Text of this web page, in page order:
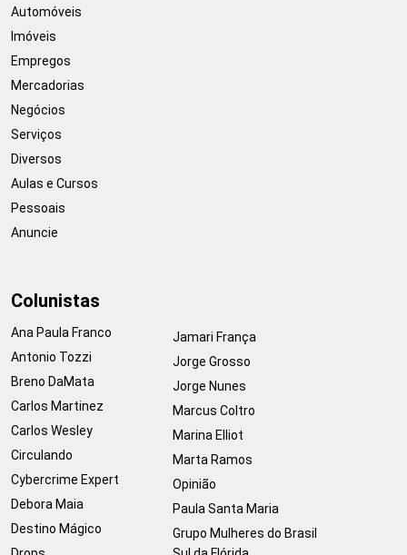
Automóveis
Imóveis
Empregos
Mercadorias
Negócios
Serviços
Diversos
Aulas e Cursos
Pessoais
Anuncie
Colunistas
Ana Paula Franco
Antonio Tozzi
Breno DaMata
Carlos Martinez
Carlos Wesley
Circulando
Cybercrime Expert
Debora Maia
Destino Mágico
Jamari França
Jorge Grosso
Jorge Nunes
Marcus Coltro
Marina Elliot
Marta Ramos
Opinião
Paula Santa Maria
Grupo Mulheres do Brasil